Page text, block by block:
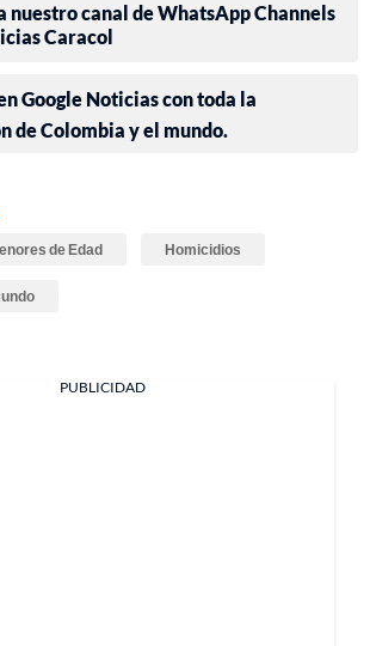
nuestro canal de WhatsApp Channels
Caracol
Google Noticias con toda la
de Colombia y el mundo.
de Edad Homicidios
PUBLICIDAD